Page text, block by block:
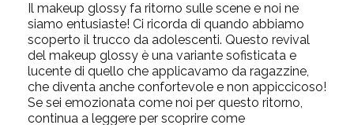
Il makeup glossy fa ritorno sulle scene e noi ne
siamo entusiaste! Ci ricorda di quando abbiamo
scoperto il trucco da adolescenti. Questo revival
del makeup glossy è una variante sofisticata e
lucente di quello che applicavamo da ragazzine,
che diventa anche confortevole e non appiccicoso!
Se sei emozionata come noi per questo ritorno,
continua a leggere per scoprire come